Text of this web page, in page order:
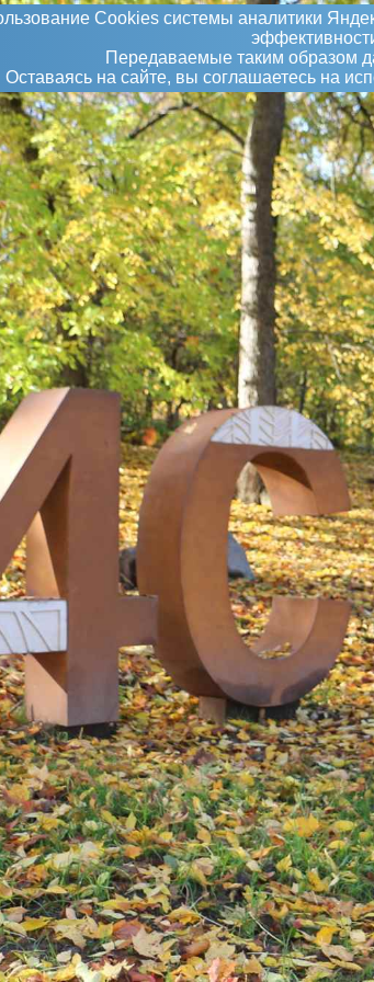
Сookies системы аналитики
Передаваемые таким образом
Оставаясь на сайте, вы соглашаетесь на